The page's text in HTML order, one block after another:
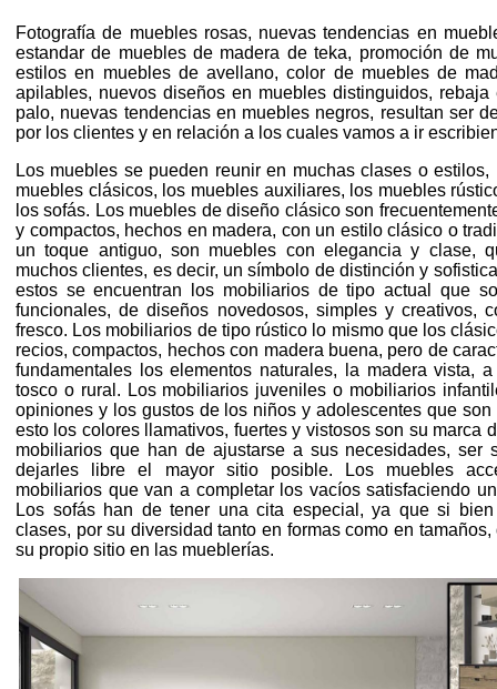
Fotografía de muebles rosas, nuevas tendencias en
estandar de muebles de madera de teka, promoción de
estilos en muebles de avellano, color de muebles de
apilables, nuevos diseños en muebles distinguidos,
palo, nuevas tendencias en muebles negros, resultan ser
por los clientes y en relación a los cuales vamos a ir
Los muebles se pueden reunir en muchas clases o
muebles clásicos, los muebles auxiliares, los muebles
los sofás. Los muebles de diseño clásico son
y compactos, hechos en madera, con un estilo clásico o
un toque antiguo, son muebles con elegancia y clase,
muchos clientes, es decir, un símbolo de distinción y
estos se encuentran los mobiliarios de tipo actual que
funcionales, de diseños novedosos, simples y creativos,
fresco. Los mobiliarios de tipo rústico lo mismo que los
recios, compactos, hechos con madera buena, pero de
fundamentales los elementos naturales, la madera vista,
tosco o rural. Los mobiliarios juveniles o mobiliarios
opiniones y los gustos de los niños y adolescentes que
esto los colores llamativos, fuertes y vistosos son su marca
mobiliarios que han de ajustarse a sus necesidades, ser
dejarles libre el mayor sitio posible. Los muebles
mobiliarios que van a completar los vacíos satisfaciendo
Los sofás han de tener una cita especial, ya que si
clases, por su diversidad tanto en formas como en
su propio sitio en las mueblerías.